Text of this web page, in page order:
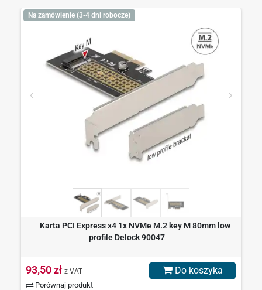
Na zamówienie (3-4 dni robocze)
Karta PCI Express x4 1x NVMe M.2 key M 80mm low
profile Delock 90047
93,50 zł z VAT
Porównaj produkt
Do koszyka